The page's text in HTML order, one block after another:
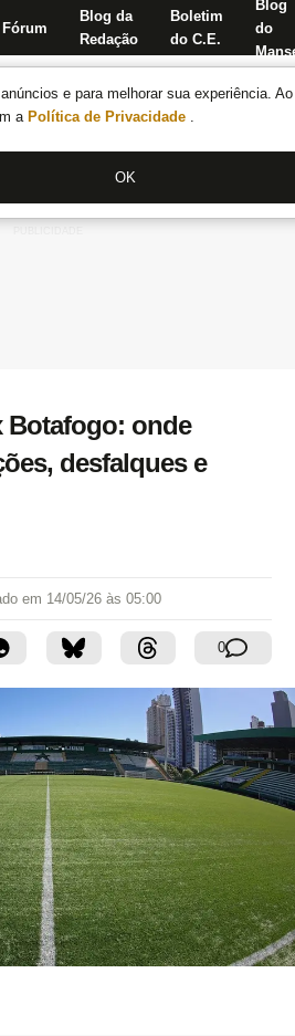
e para melhorar sua experiência.
a Política de Privacidade .
OK
Fórum
Blog da
Redação
Boletim
do C.E.
Blog
do
Botafogo: onde
desfalques e
em 14/05/26 às 05:00
0